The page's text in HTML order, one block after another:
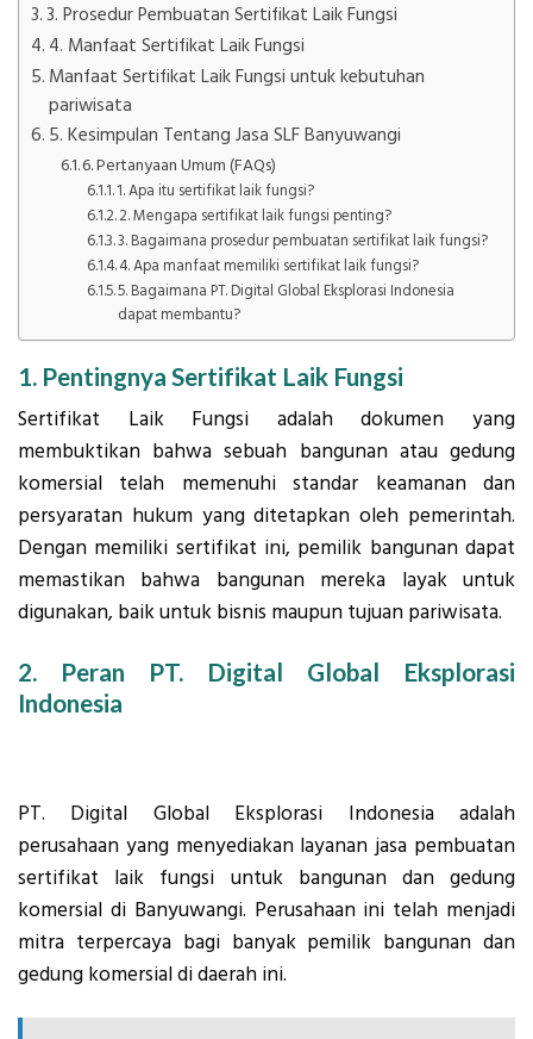
3. Prosedur Pembuatan Sertifikat Laik Fungsi
4. Manfaat Sertifikat Laik Fungsi
Manfaat Sertifikat Laik Fungsi untuk kebutuhan
pariwisata
5. Kesimpulan Tentang Jasa SLF Banyuwangi
6. Pertanyaan Umum (FAQs)
1. Apa itu sertifikat laik fungsi?
2. Mengapa sertifikat laik fungsi penting?
3. Bagaimana prosedur pembuatan sertifikat laik fungsi?
4. Apa manfaat memiliki sertifikat laik fungsi?
5. Bagaimana PT. Digital Global Eksplorasi Indonesia
dapat membantu?
1. Pentingnya Sertifikat Laik Fungsi
Sertifikat Laik Fungsi adalah dokumen yang
membuktikan bahwa sebuah bangunan atau gedung
komersial telah memenuhi standar keamanan dan
persyaratan hukum yang ditetapkan oleh pemerintah.
Dengan memiliki sertifikat ini, pemilik bangunan dapat
memastikan bahwa bangunan mereka layak untuk
digunakan, baik untuk bisnis maupun tujuan pariwisata.
2. Peran PT. Digital Global Eksplorasi
Indonesia
PT. Digital Global Eksplorasi Indonesia adalah
perusahaan yang menyediakan layanan jasa pembuatan
sertifikat laik fungsi untuk bangunan dan gedung
komersial di Banyuwangi. Perusahaan ini telah menjadi
mitra terpercaya bagi banyak pemilik bangunan dan
gedung komersial di daerah ini.